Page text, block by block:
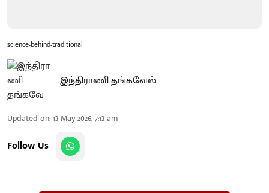
science-behind-traditional
இந்திராணி தங்கவேல்
Updated on:13 May 2026, 7:13 am
Follow Us